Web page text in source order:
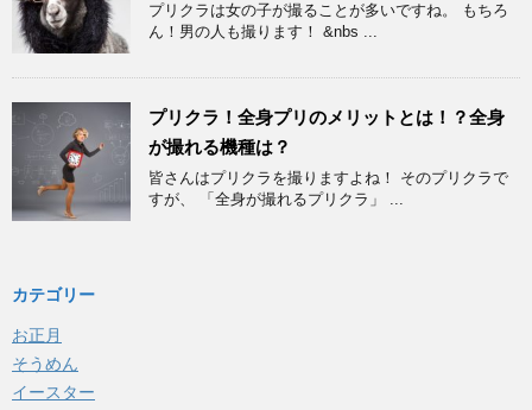
プリクラは女の子が撮ることが多いですね。 もちろ
ん！男の人も撮ります！ &nbs ...
プリクラ！全身プリのメリットとは！？全身
が撮れる機種は？
皆さんはプリクラを撮りますよね！ そのプリクラで
すが、 「全身が撮れるプリクラ」 ...
カテゴリー
お正月
そうめん
イースター